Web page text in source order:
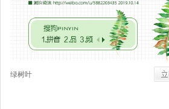
绿树叶